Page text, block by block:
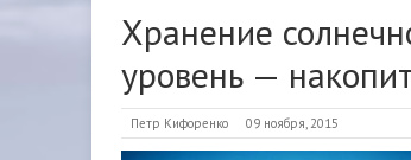
Хранение
уровень —
Петр Кифоренко 09 ноября, 2015